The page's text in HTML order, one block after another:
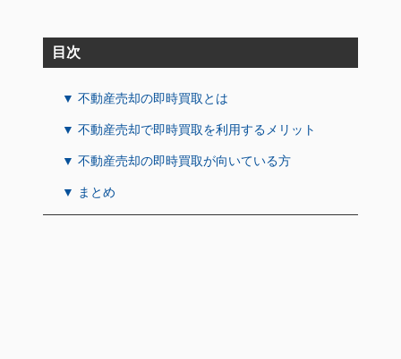
目次
▼ 不動産売却の即時買取とは
▼ 不動産売却で即時買取を利用するメリット
▼ 不動産売却の即時買取が向いている方
▼ まとめ